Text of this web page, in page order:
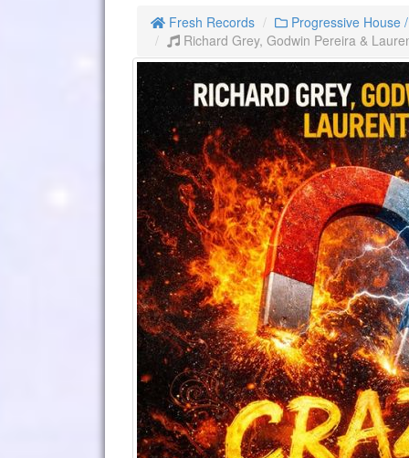
Fresh Records
Progressive House
Richard Grey, Godwin Pereira &